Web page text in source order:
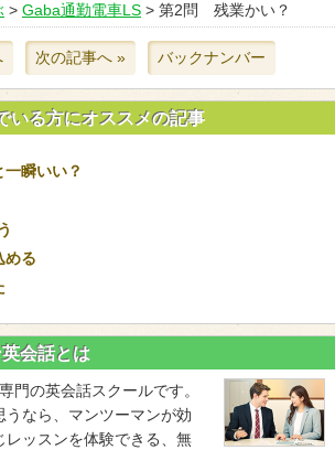
> Gaba通勤電車LS > 第2問 残業かい？
次の記事へ » バックナンバー
いる方にオススメの記事
瞬いい？
る
会話とは
門の英会話スクールです。
なら、マンツーマンが効
レッスンを体験できる、無